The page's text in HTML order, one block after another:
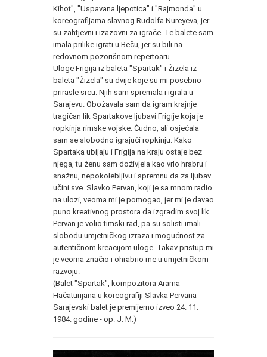
Kihot", "Uspavana ljepotica" i "Rajmonda" u
koreografijama slavnog Rudolfa Nureyeva, jer
su zahtjevni i izazovni za igrače. Te balete sam
imala prilike igrati u Beču, jer su bili na
redovnom pozorišnom repertoaru.
Uloge Frigija iz baleta "Spartak" i Žizela iz
baleta "Žizela" su dvije koje su mi posebno
prirasle srcu. Njih sam spremala i igrala u
Sarajevu. Obožavala sam da igram krajnje
tragičan lik Spartakove ljubavi Frigije koja je
ropkinja rimske vojske. Čudno, ali osjećala
sam se slobodno igrajući ropkinju. Kako
Spartaka ubijaju i Frigija na kraju ostaje bez
njega, tu ženu sam doživjela kao vrlo hrabru i
snažnu, nepokolebljivu i spremnu da za ljubav
učini sve. Slavko Pervan, koji je sa mnom radio
na ulozi, veoma mi je pomogao, jer mi je davao
puno kreativnog prostora da izgradim svoj lik.
Pervan je volio timski rad, pa su solisti imali
slobodu umjetničkog izraza i mogućnost za
autentičnom kreacijom uloge. Takav pristup mi
je veoma značio i ohrabrio me u umjetničkom
razvoju.
(Balet "Spartak", kompozitora Arama
Hačaturijana u koreografiji Slavka Pervana
Sarajevski balet je premijerno izveo 24. 11.
1984. godine - op. J. M.)